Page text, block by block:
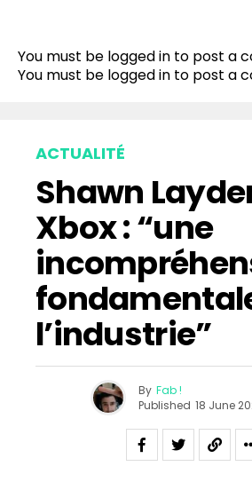
You must be logged in to post a
You must be logged in to post a
ACTUALITÉ
Shawn
Xbox : “une
l’industrie”
By Fab !
Published 18 June
Pinterest